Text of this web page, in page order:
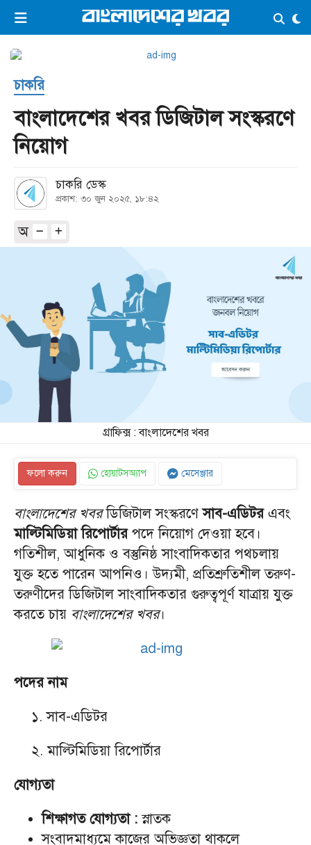
ভিডিও ই-পেপার লগইন ×
প্রচ্ছদ
সর্বশেষ
সব বিভাগ
কনভার্টার
চাকরি
বাংলাদেশের খবর ডিজিটাল সংস্করণে
নিয়োগ
চাকরি ডেস্ক
প্রকাশ: ৩০ জুন ২০২৫, ১৮:৪২
অ
গ্রাফিক্স : বাংলাদেশের খবর
ফলো করুন হোয়াটসঅ্যাপ মেসেঞ্জার
বাংলাদেশের খবরডিজিটাল সংস্করণেসাব-এডিটরএবং
মাল্টিমিডিয়া রিপোর্টারপদে নিয়োগ দেওয়া হবে।
গতিশীল, আধুনিক ও বস্তুনিষ্ঠ সাংবাদিকতার পথচলায়
যুক্ত হতে পারেন আপনিও। উদ্যমী, প্রতিশ্রুতিশীল তরুণ-
তরুণীদের ডিজিটাল সাংবাদিকতার গুরুত্বপূর্ণ যাত্রায় যুক্ত
করতে চায় বাংলাদেশের খবর।
পদের নাম
১. সাব-এডিটর
২. মাল্টিমিডিয়া রিপোর্টার
যোগ্যতা
শিক্ষাগত যোগ্যতা : স্নাতক
সংবাদমাধ্যমে কাজের অভিজ্ঞতা থাকলে